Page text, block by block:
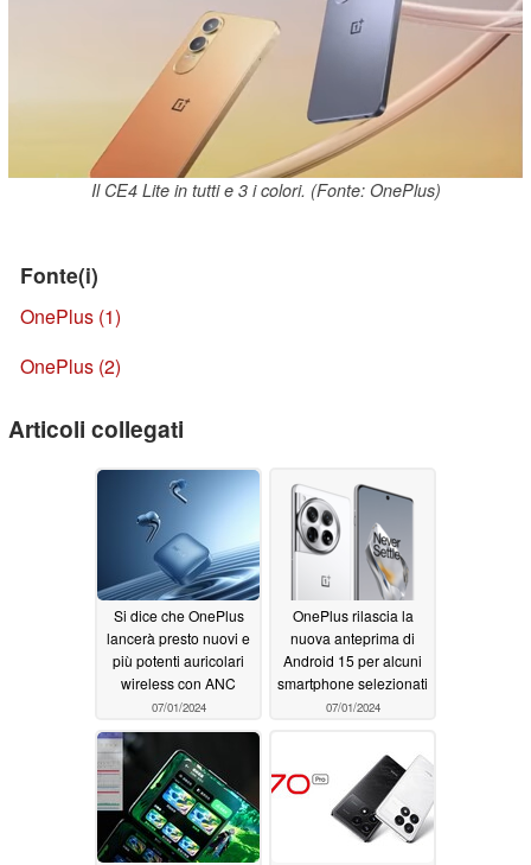
Il CE4 Lite in tutti e 3 i colori. (Fonte: OnePlus)
Fonte(i)
OnePlus (1)
OnePlus (2)
Articoli collegati
Si dice che OnePlus
lancerà presto nuovi e
più potenti auricolari
wireless con ANC
07/01/2024
OnePlus rilascia la
nuova anteprima di
Android 15 per alcuni
smartphone selezionati
07/01/2024